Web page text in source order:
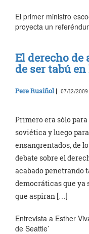
El primer ministro
proyecta un
El derecho
de ser tabú
Pere Rusiñol | 07/12/2009
Primero era sólo
soviética y luego
ensangrentados, de
debate sobre el
acabado penetrando
democráticas que ya
que aspiran […]
Entrevista a Esther
de Seattle’